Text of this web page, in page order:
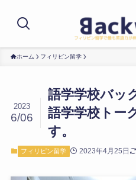
ホーム フィリピン留学
語学学校バッ
語学学校トー
す。
2023
6/06
フィリピン留学 2023年4月25日